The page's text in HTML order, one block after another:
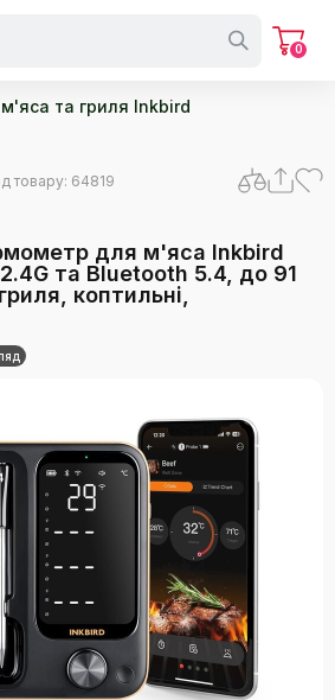
0
та гриля Inkbird
товару: 64819
для м'яса Inkbird
та Bluetooth 5.4, до 91
коптильні,